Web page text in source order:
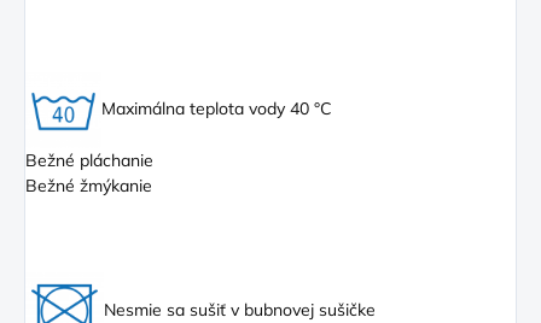
Maximálna teplota vody 40 °C
Bežné pláchanie
Bežné žmýkanie
Nesmie sa sušiť v bubnovej sušičke